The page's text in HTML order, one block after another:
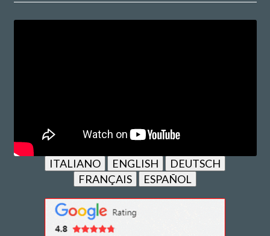
ITALIANO ENGLISH
DEUTSCH
FRANÇAIS
ESPAÑOL